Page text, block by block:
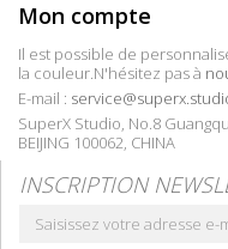
Mon compte
Il est possible de
la couleur.N'hésitez pas à
E-mail :
SuperX Studio, No.8
BEIJING 100062, CHINA
INSCRIPTION